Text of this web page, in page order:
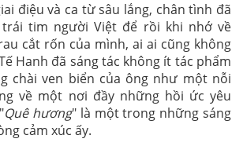
điệu và ca từ sâu lắng, chân tình đã
tim người Việt để rồi khi nhớ về
cắt rốn của mình, ai ai cũng không
Hanh đã sáng tác không ít tác phẩm
chài ven biển của ông như một nỗi
về một nơi đầy những hồi ức yêu
Quê hương" là một trong những sáng
cảm xúc ấy.